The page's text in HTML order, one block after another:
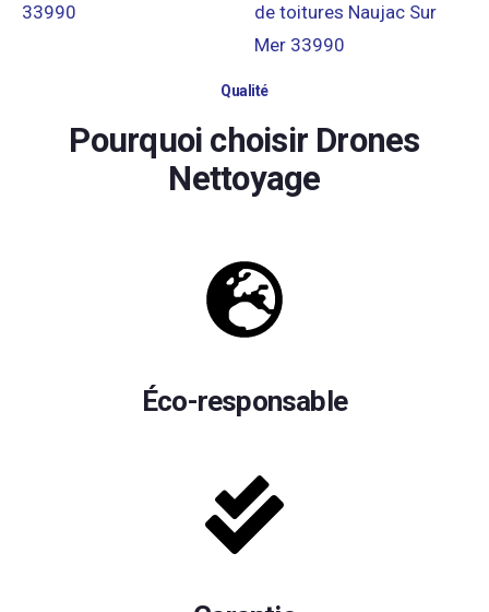
33990
de toitures Naujac Sur
Mer 33990
Qualité
Pourquoi choisir Drones
Nettoyage
Éco-responsable